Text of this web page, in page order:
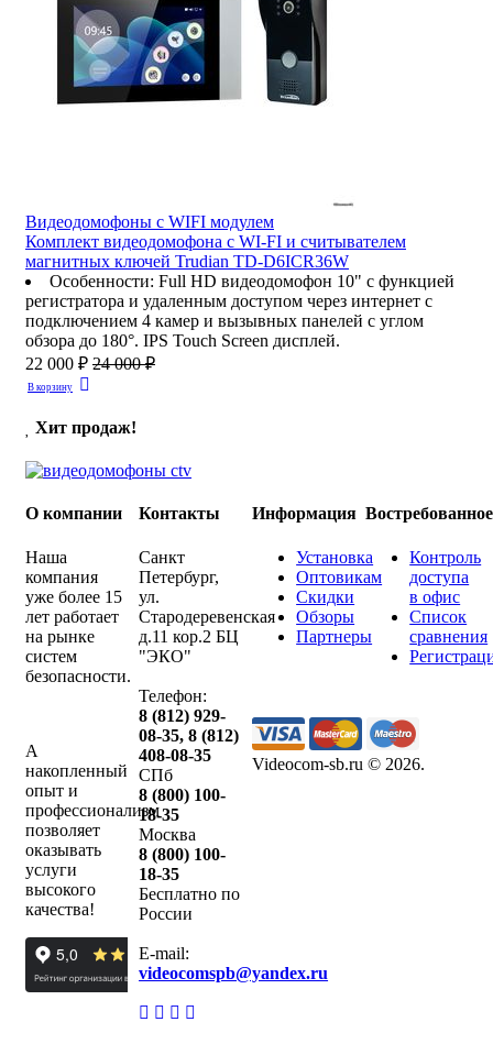
Видеодомофоны c WIFI модулем
Комплект видеодомофона с WI-FI и считывателем
магнитных ключей Trudian TD-D6ICR36W
Особенности: Full HD видеодомофон 10" с функцией
регистратора и удаленным доступом через интернет с
подключением 4 камер и вызывных панелей с углом
обзора до 180°. IPS Touch Screen дисплей.
22 000 ₽ 24 000 ₽
В корзину
Хит продаж!
О компании
Наша
компания
уже более 15
лет работает
на рынке
систем
безопасности.
А
накопленный
опыт и
профессионализм
позволяет
оказывать
услуги
высокого
качества!
Контакты
Санкт
Петербург,
ул.
Стародеревенская
д.11 кор.2 БЦ
"ЭКО"
Телефон:
8 (812) 929-
08-35,8 (812)
408-08-35
СПб
8 (800) 100-
18-35
Москва
8 (800) 100-
18-35
Бесплатно по
России
E-mail:
videocomspb@yandex.ru
Информация
Установка
Оптовикам
Скидки
Обзоры
Партнеры
Востребованное
Контроль
доступа
в офис
Список
сравнения
Videocom-sb.ru © 2026.